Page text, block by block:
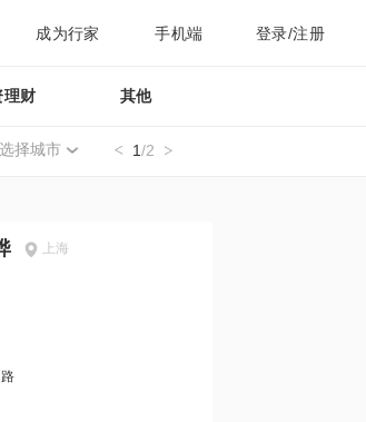
成为行家 手机端 登录/注册
理财 其他
选择城市 1/2
上海